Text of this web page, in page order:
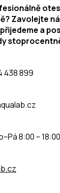
Zavolejte
a
438 899
8:00 – 18:00